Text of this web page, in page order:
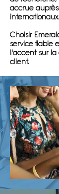
accrue
internationaux.
Choisir
service fiable
l'accent sur la
client.